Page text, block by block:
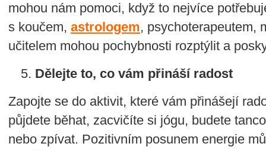
mohou nám pomoci, když to nejvíce
s koučem, astrologem, psychoterapeutem,
učitelem mohou pochybnosti rozptýlit a
Dělejte to, co vám přináší radost
Zapojte se do aktivit, které vám přinášejí
půjdete běhat, zacvičíte si jógu, budete
nebo zpívat. Pozitivním posunem energie